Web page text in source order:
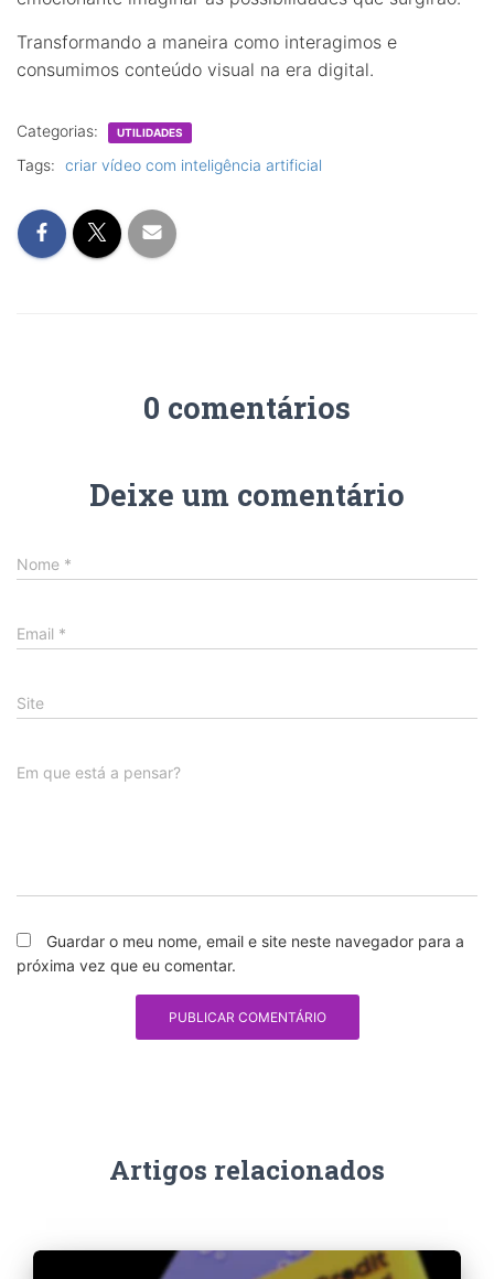
Transformando a maneira como interagimos e
consumimos conteúdo visual na era digital.
Categorias: UTILIDADES
Tags: criar vídeo com inteligência artificial
0 comentários
Deixe um comentário
Nome *
Email *
Site
Em que está a pensar?
Guardar o meu nome, email e site neste navegador para a
próxima vez que eu comentar.
Artigos relacionados